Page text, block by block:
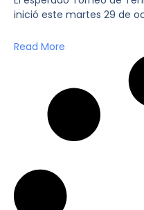
inició este martes 29 de
Read More